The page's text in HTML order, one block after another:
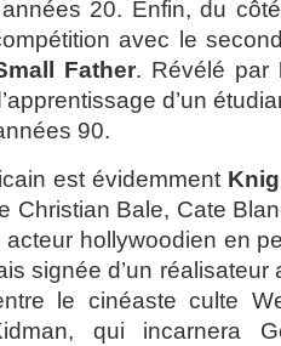
20. Enfin, du
avec le
Father. Révélé par
d’un
90.
est évidemment
Christian Bale, Cate
acteur hollywoodien en
signée d’un réalisateur
le cinéaste culte
qui incarnera